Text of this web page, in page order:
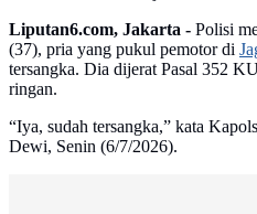
Liputan6.com, Jakarta - Polisi
(37), pria yang pukul pemotor di
tersangka. Dia dijerat Pasal 352
ringan.
“Iya, sudah tersangka,” kata
Dewi, Senin (6/7/2026).